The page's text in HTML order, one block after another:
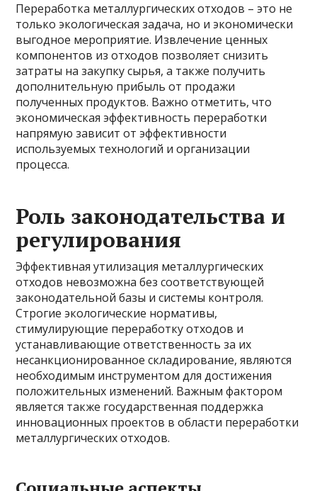
Переработка металлургических отходов – это не
только экологическая задача, но и экономически
выгодное мероприятие. Извлечение ценных
компонентов из отходов позволяет снизить
затраты на закупку сырья, а также получить
дополнительную прибыль от продажи
полученных продуктов. Важно отметить, что
экономическая эффективность переработки
напрямую зависит от эффективности
используемых технологий и организации
процесса.
Роль законодательства и
регулирования
Эффективная утилизация металлургических
отходов невозможна без соответствующей
законодательной базы и системы контроля.
Строгие экологические нормативы,
стимулирующие переработку отходов и
устанавливающие ответственность за их
несанкционированное складирование, являются
необходимым инструментом для достижения
положительных изменений. Важным фактором
является также государственная поддержка
инновационных проектов в области переработки
металлургических отходов.